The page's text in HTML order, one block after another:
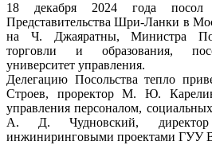
18 декабря 2024 года
Представительства Шри-Ланки в
на Ч. Джаяратны, Министра
торговли и образования,
университет управления.
Делегацию Посольства тепло
Строев, проректор М. Ю.
управления персоналом,
А. Д. Чудновский, директор
инжиниринговыми проектами ГУУ